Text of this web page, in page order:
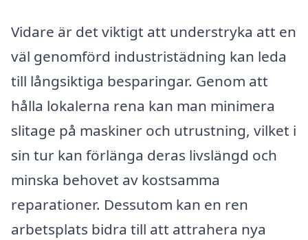
Vidare är det viktigt att understryka att en
väl genomförd industristädning kan leda
till långsiktiga besparingar. Genom att
hålla lokalerna rena kan man minimera
slitage på maskiner och utrustning, vilket i
sin tur kan förlänga deras livslängd och
minska behovet av kostsamma
reparationer. Dessutom kan en ren
arbetsplats bidra till att attrahera nya